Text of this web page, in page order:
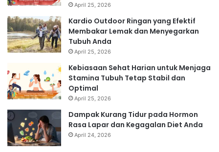
April 25, 2026
Kardio Outdoor Ringan yang Efektif
Membakar Lemak dan Menyegarkan
Tubuh Anda
April 25, 2026
Kebiasaan Sehat Harian untuk Menjaga
Stamina Tubuh Tetap Stabil dan
Optimal
April 25, 2026
Dampak Kurang Tidur pada Hormon
Rasa Lapar dan Kegagalan Diet Anda
April 24, 2026